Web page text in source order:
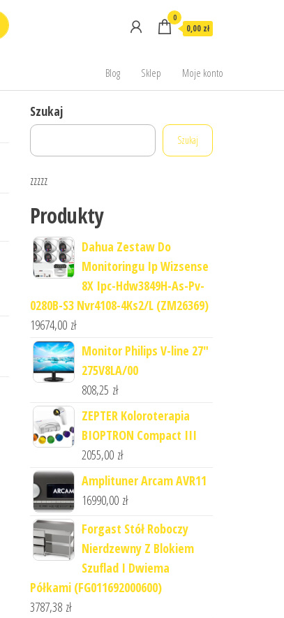
0
0,00 zł
Blog Sklep Moje konto
Szukaj
Szukaj
zzzzz
Produkty
Dahua Zestaw Do
Monitoringu Ip Wizsense
8X Ipc-Hdw3849H-As-Pv-
0280B-S3 Nvr4108-4Ks2/L (ZM26369)
19674,00 zł
Monitor Philips V-line 27"
275V8LA/00
808,25 zł
ZEPTER Koloroterapia
BIOPTRON Compact III
2055,00 zł
Amplituner Arcam AVR11
16990,00 zł
Forgast Stół Roboczy
Nierdzewny Z Blokiem
Szuflad I Dwiema
Półkami (FG011692000600)
3787,38 zł